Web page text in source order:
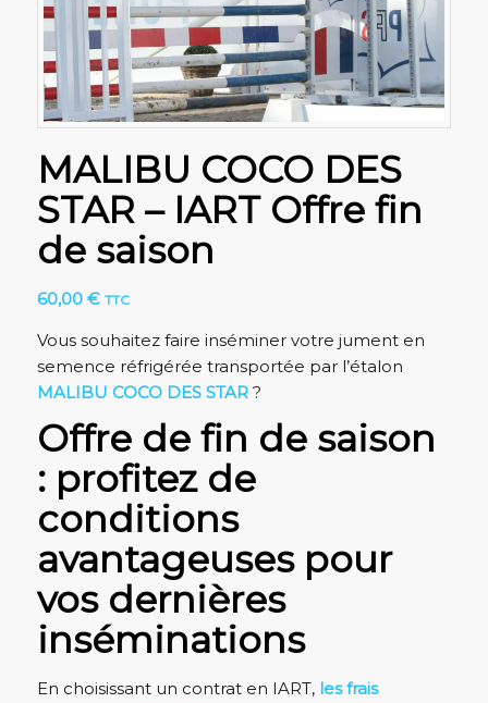
MALIBU COCO DES
STAR – IART Offre fin
de saison
60,00 € TTC
Vous souhaitez faire inséminer votre jument en
semence réfrigérée transportée par l’étalon
MALIBU COCO DES STAR ?
Offre de fin de saison
: profitez de
conditions
avantageuses pour
vos dernières
inséminations
En choisissant un contrat en IART, les frais